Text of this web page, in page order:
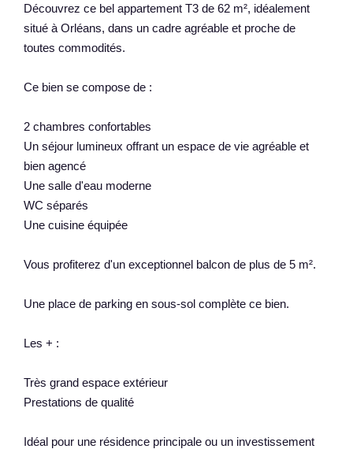
Découvrez ce bel appartement T3 de 62 m², idéalement
situé à Orléans, dans un cadre agréable et proche de
toutes commodités.
Ce bien se compose de :
2 chambres confortables
Un séjour lumineux offrant un espace de vie agréable et
bien agencé
Une salle d'eau moderne
WC séparés
Une cuisine équipée
Vous profiterez d'un exceptionnel balcon de plus de 5 m².
Une place de parking en sous-sol complète ce bien.
Les + :
Très grand espace extérieur
Prestations de qualité
Idéal pour une résidence principale ou un investissement